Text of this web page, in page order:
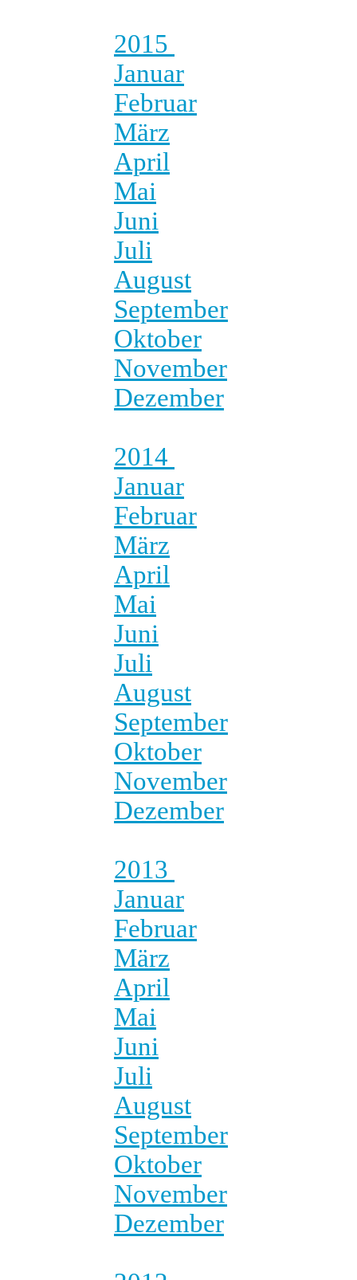
2015
Januar
Februar
März
April
Mai
Juni
Juli
August
September
Oktober
November
Dezember
2014
Januar
Februar
März
April
Mai
Juni
Juli
August
September
Oktober
November
Dezember
2013
Januar
Februar
März
April
Mai
Juni
Juli
August
September
Oktober
November
Dezember